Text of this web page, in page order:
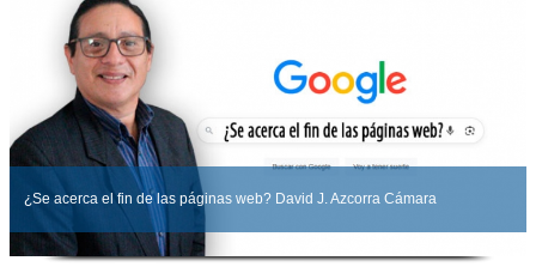
¿Se acerca el fin de las páginas web? David J. Azcorra Cámara